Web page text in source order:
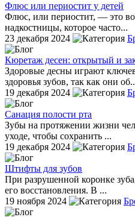
Флюс или периостит у детей
Флюс, или периостит, — это
надкостницы, которое часто...
23 декабря 2024
Кюретаж десен: открытый и
Здоровые десны играют
здоровья зубов, так как они
19 декабря 2024
Санация полости рта
Зубы на протяжении жизни
уходе, чтобы сохранить ...
19 декабря 2024
Штифты для зубов
При разрушенной коронке
его восстановления. В ...
19 ноября 2024